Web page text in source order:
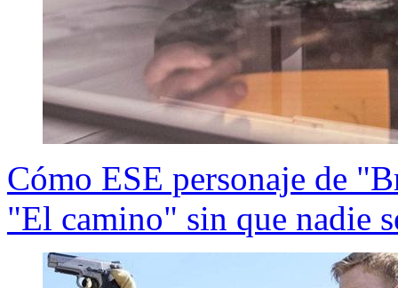
Cómo ESE personaje de
"El camino" sin que nadie